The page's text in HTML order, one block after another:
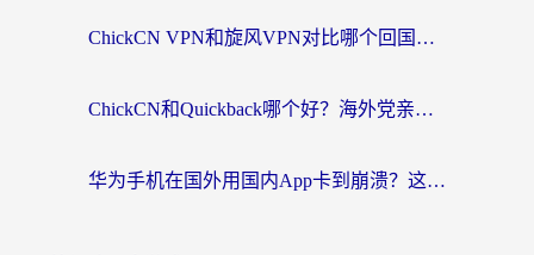
ChickCN VPN和旋风VPN对比哪个回国效果更好？海外党亲测实用指南
ChickCN和Quickback哪个好？海外党亲测回国加速器，轻松解锁国内资源（附避坑指南）
华为手机在国外用国内App卡到崩溃？这篇加速器指南帮你无缝刷剧打游戏